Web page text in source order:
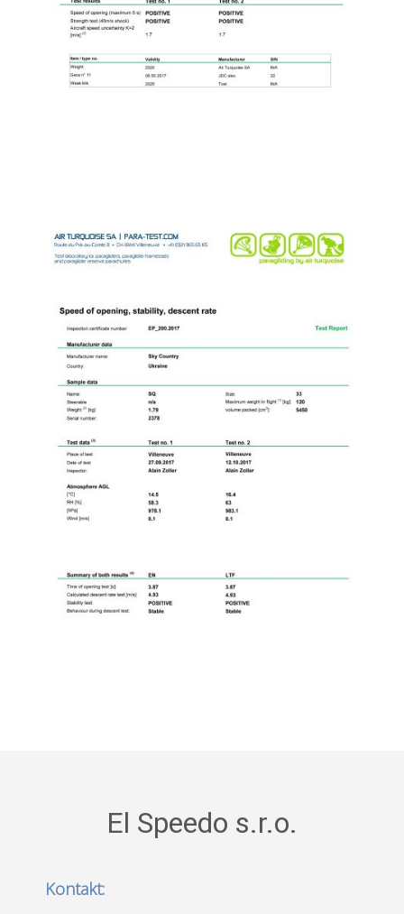
El Speedo s.r.o.
Kontakt: